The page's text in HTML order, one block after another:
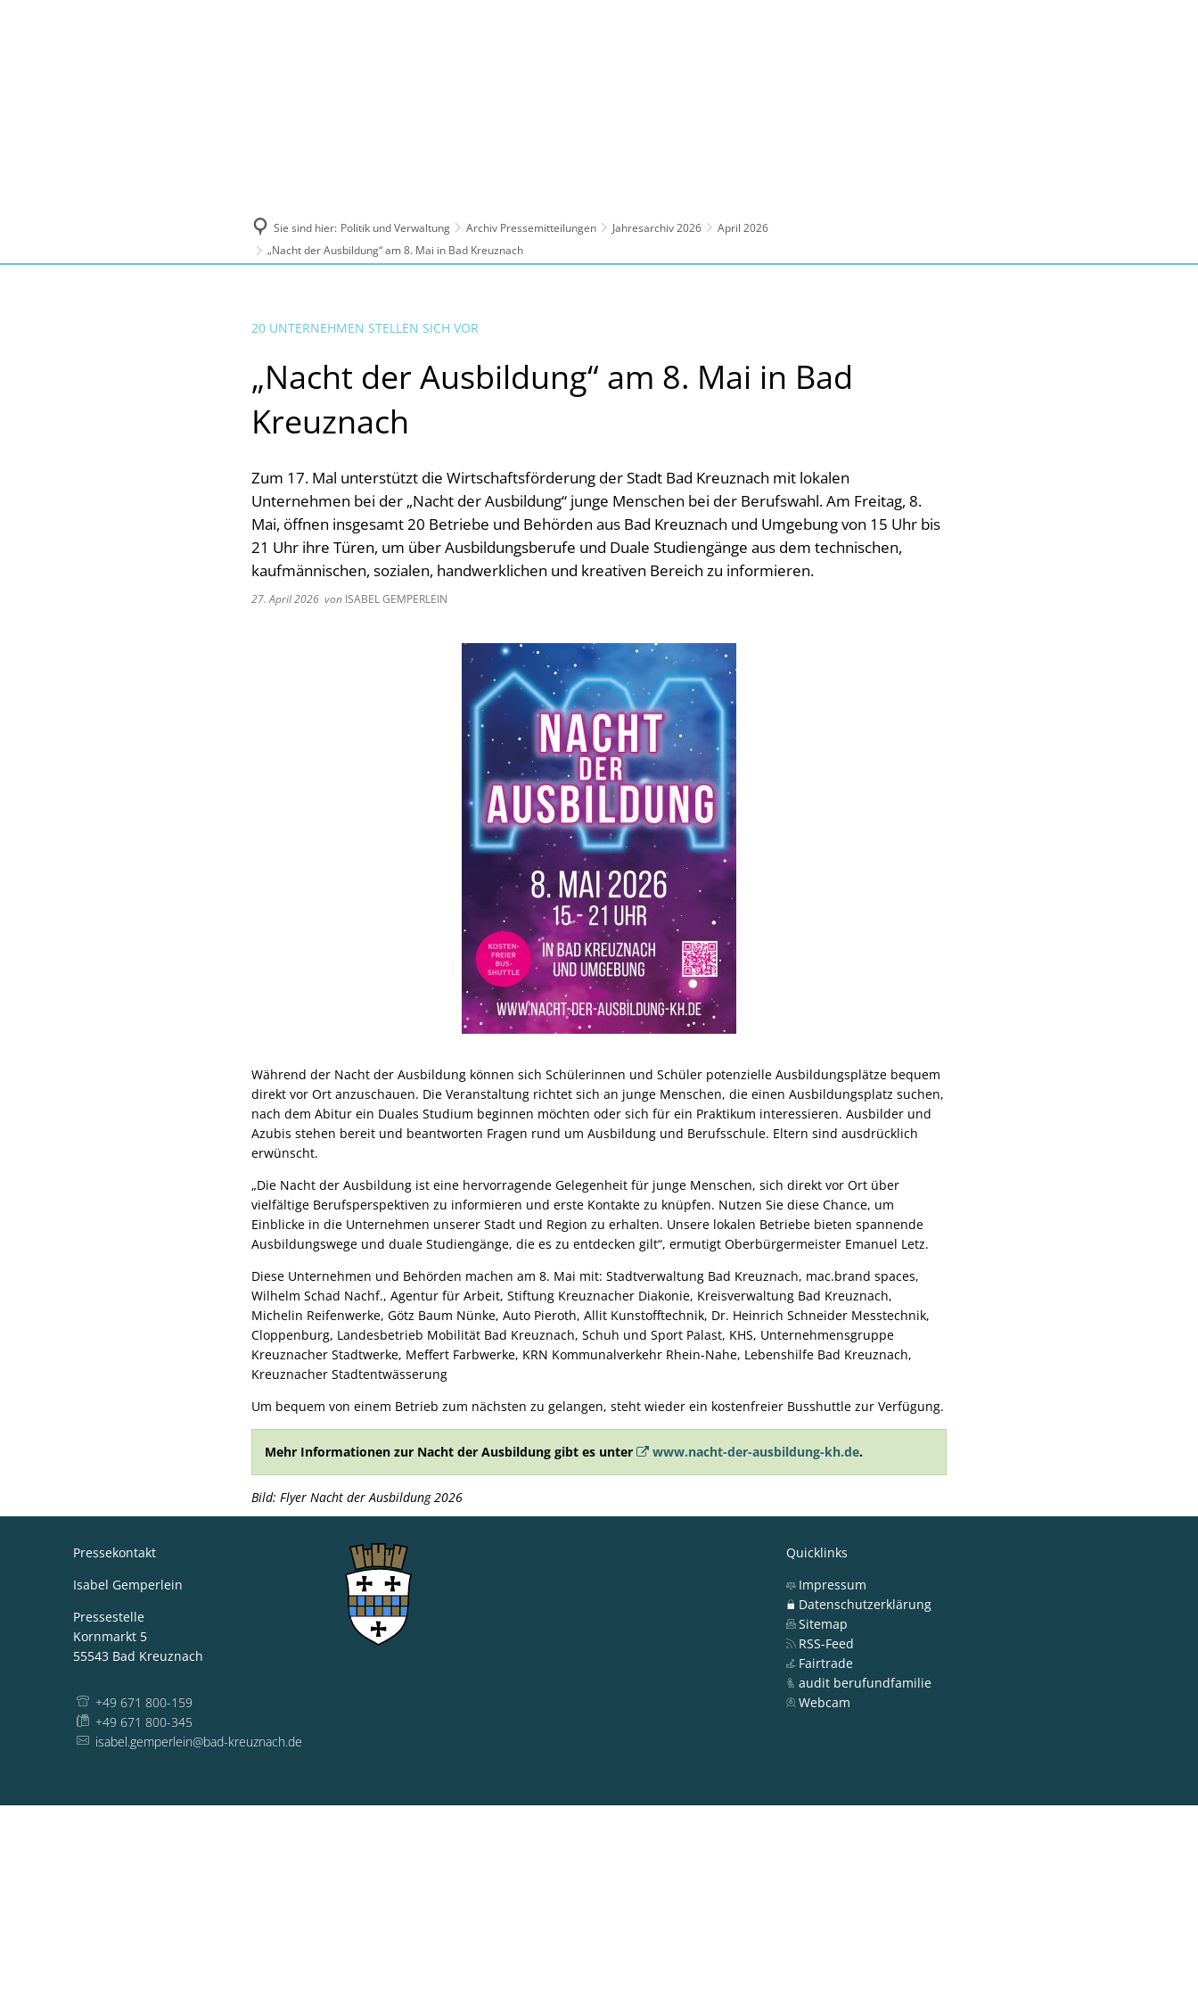
Sie sind hier: Politik und Verwaltung Archiv Pressemitteilungen Jahresarchiv 2026
April 2026
„Nacht der Ausbildung“ am 8. Mai in Bad Kreuznach
20 UNTERNEHMEN STELLEN SICH VOR
„Nacht der Ausbildung“ am 8. Mai in Bad
Kreuznach
Zum 17. Mal unterstützt die Wirtschaftsförderung der Stadt Bad Kreuznach mit lokalen
Unternehmen bei der „Nacht der Ausbildung“ junge Menschen bei der Berufswahl. Am Freitag, 8.
Mai, öffnen insgesamt 20 Betriebe und Behörden aus Bad Kreuznach und Umgebung von 15 Uhr bis
21 Uhr ihre Türen, um über Ausbildungsberufe und Duale Studiengänge aus dem technischen,
kaufmännischen, sozialen, handwerklichen und kreativen Bereich zu informieren.
27. April 2026 von ISABEL GEMPERLEIN
Während der Nacht der Ausbildung können sich Schülerinnen und Schüler potenzielle Ausbildungsplätze bequem
direkt vor Ort anzuschauen. Die Veranstaltung richtet sich an junge Menschen, die einen Ausbildungsplatz suchen,
nach dem Abitur ein Duales Studium beginnen möchten oder sich für ein Praktikum interessieren. Ausbilder und
Azubis stehen bereit und beantworten Fragen rund um Ausbildung und Berufsschule. Eltern sind ausdrücklich
erwünscht.
„Die Nacht der Ausbildung ist eine hervorragende Gelegenheit für junge Menschen, sich direkt vor Ort über
vielfältige Berufsperspektiven zu informieren und erste Kontakte zu knüpfen. Nutzen Sie diese Chance, um
Einblicke in die Unternehmen unserer Stadt und Region zu erhalten. Unsere lokalen Betriebe bieten spannende
Ausbildungswege und duale Studiengänge, die es zu entdecken gilt“, ermutigt Oberbürgermeister Emanuel Letz.
Diese Unternehmen und Behörden machen am 8. Mai mit: Stadtverwaltung Bad Kreuznach, mac.brand spaces,
Wilhelm Schad Nachf., Agentur für Arbeit, Stiftung Kreuznacher Diakonie, Kreisverwaltung Bad Kreuznach,
Michelin Reifenwerke, Götz Baum Nünke, Auto Pieroth, Allit Kunstofftechnik, Dr. Heinrich Schneider Messtechnik,
Cloppenburg, Landesbetrieb Mobilität Bad Kreuznach, Schuh und Sport Palast, KHS, Unternehmensgruppe
Kreuznacher Stadtwerke, Meffert Farbwerke, KRN Kommunalverkehr Rhein-Nahe, Lebenshilfe Bad Kreuznach,
Kreuznacher Stadtentwässerung
Um bequem von einem Betrieb zum nächsten zu gelangen, steht wieder ein kostenfreier Busshuttle zur Verfügung.
Mehr Informationen zur Nacht der Ausbildung gibt es unter www.nacht-der-ausbildung-kh.de.
Bild: Flyer Nacht der Ausbildung 2026
Pressekontakt
Isabel Gemperlein
Pressestelle
Kornmarkt 5
55543 Bad Kreuznach
+49 671 800-159
+49 671 800-345
isabel.gemperlein@bad-kreuznach.de
Quicklinks
Impressum
Datenschutzerklärung
Sitemap
RSS-Feed
Fairtrade
audit berufundfamilie
Webcam